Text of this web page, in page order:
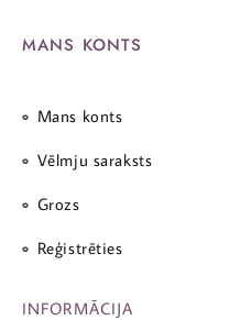
MANS KONTS
Mans konts
Vēlmju saraksts
Grozs
Reģistrēties
INFORMĀCIJA